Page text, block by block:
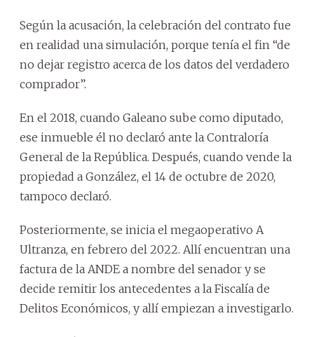
Según la acusación, la celebración del contrato fue
en realidad una simulación, porque tenía el fin “de
no dejar registro acerca de los datos del verdadero
comprador”.
En el 2018, cuando Galeano sube como diputado,
ese inmueble él no declaró ante la Contraloría
General de la República. Después, cuando vende la
propiedad a González, el 14 de octubre de 2020,
tampoco declaró.
Posteriormente, se inicia el megaoperativo A
Ultranza, en febrero del 2022. Allí encuentran una
factura de la ANDE a nombre del senador y se
decide remitir los antecedentes a la Fiscalía de
Delitos Económicos, y allí empiezan a investigarlo.